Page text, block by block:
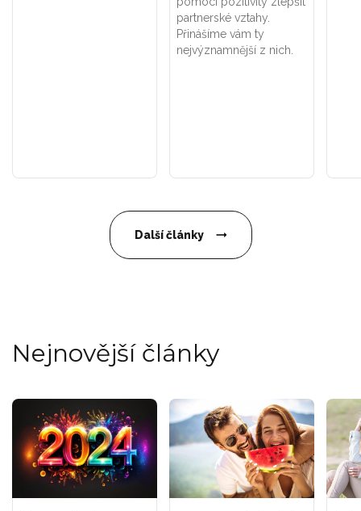
partnerské vztahy.
Přinášíme vám ty
nejvýznamnější z nich.
Další články
Nejnovější články